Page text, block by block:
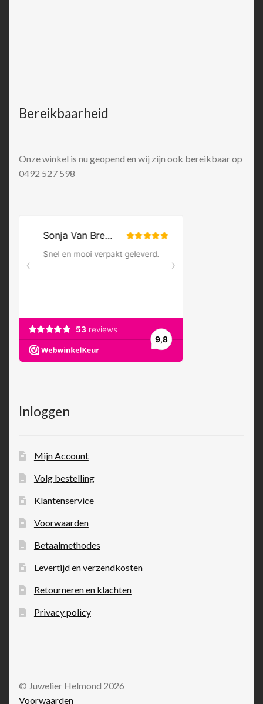
Bereikbaarheid
Onze winkel is nu geopend en wij zijn ook bereikbaar op
0492 527 598
Inloggen
Mijn Account
Volg bestelling
Klantenservice
Voorwaarden
Betaalmethodes
Levertijd en verzendkosten
Retourneren en klachten
Privacy policy
© Juwelier Helmond 2026
Voorwaarden